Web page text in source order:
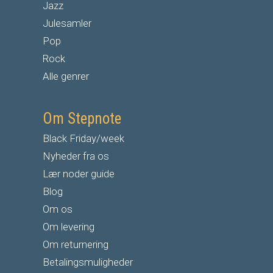
Jazz
Julesamler
Pop
Rock
Alle genrer
Om Stepnote
Black Friday/week
Nyheder fra os
Lær noder guide
Blog
Om os
Om levering
Om returnering
Betalingsmuligheder